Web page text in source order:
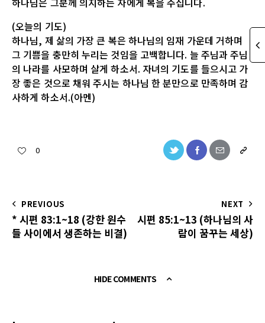
(오늘의 기도)
하나님, 제 삶의 가장 큰 복은 하나님의 임재 가운데 거하며
그 기쁨을 충만히 누리는 것임을 고백합니다. 늘 주님과 주님
의 나라를 사모하며 살게 하소서. 자녀의 기도를 들으시고 가
장 좋은 것으로 채워 주시는 하나님 한 분만으로 만족하며 감
사하게 하소서.(아멘)
0
PREVIOUS
* 시편 83:1~18 (강한 원수
들 사이에서 생존하는 비결)
NEXT
시편 85:1~13 (하나님의 사
람이 꿈꾸는 세상)
HIDE COMMENTS